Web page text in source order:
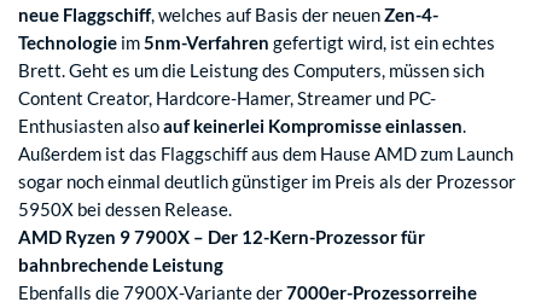
neue Flaggschiff, welches auf Basis der neuenZen-4-
Technologie im5nm-Verfahren gefertigt wird, ist ein echtes
Brett. Geht es um die Leistung des Computers, müssen sich
Content Creator, Hardcore-Hamer, Streamer und PC-
Enthusiasten alsoauf keinerlei Kompromisse einlassen.
Außerdem ist das Flaggschiff aus dem Hause AMD zum Launch
sogar noch einmal deutlich günstiger im Preis als der Prozessor
5950X bei dessen Release.
AMD Ryzen 9 7900X – Der 12-Kern-Prozessor für
bahnbrechende Leistung
Ebenfalls die 7900X-Variante der7000er-Prozessorreihe